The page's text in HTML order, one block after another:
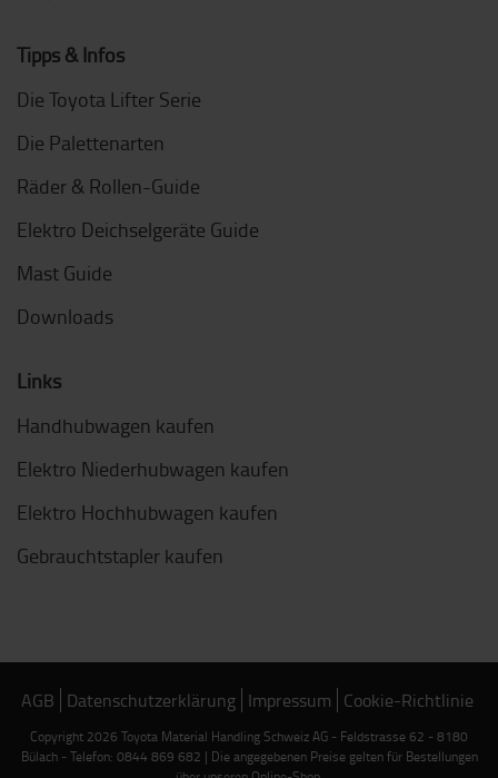
Tipps & Infos
Die Toyota Lifter Serie
Die Palettenarten
Räder & Rollen-Guide
Elektro Deichselgeräte Guide
Mast Guide
Downloads
Links
Handhubwagen kaufen
Elektro Niederhubwagen kaufen
Elektro Hochhubwagen kaufen
Gebrauchtstapler kaufen
AGB Datenschutzerklärung Impressum Cookie-Richtlinie
Copyright 2026 Toyota Material Handling Schweiz AG - Feldstrasse 62 - 8180
Bülach - Telefon: 0844 869 682 | Die angegebenen Preise gelten für Bestellungen